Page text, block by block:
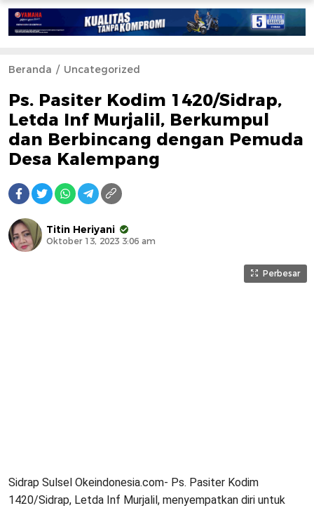
Beranda Uncategorized
Ps. Pasiter Kodim 1420/Sidrap,
Letda Inf Murjalil, Berkumpul
dan Berbincang dengan Pemuda
Desa Kalempang
Titin Heriyani
Oktober 13, 2023 3:06 am
Perbesar
Sidrap Sulsel Okeindonesia.com- Ps. Pasiter Kodim
1420/Sidrap, Letda Inf Murjalil, menyempatkan diri untuk